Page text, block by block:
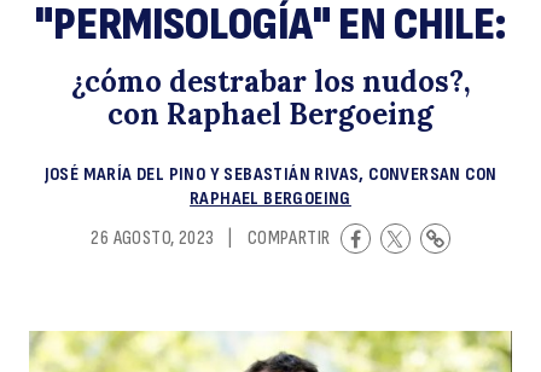
"PERMISOLOGÍA" EN CHILE:
¿cómo destrabar los nudos?,
con Raphael Bergoeing
JOSÉ MARÍA DEL PINO Y SEBASTIÁN RIVAS, CONVERSAN CON
RAPHAEL BERGOEING
26 AGOSTO, 2023
COMPARTIR